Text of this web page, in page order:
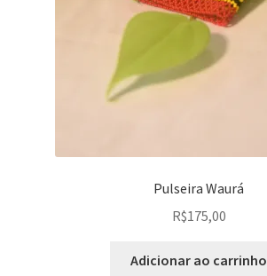
Pulseira Waurá
R$175,00
Adicionar ao carrinho